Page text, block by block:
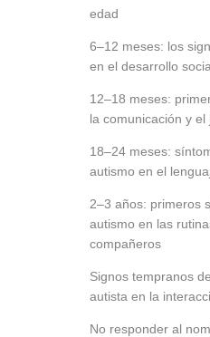
edad
6–12 meses: los
en el desarrollo
12–18 meses:
la comunicación y el
18–24 meses:
autismo en el
2–3 años: primeros
autismo en las
compañeros
Signos tempranos
autista en la
No responder al